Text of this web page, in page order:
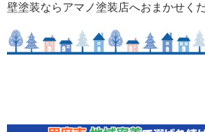
壁塗装ならアマノ塗装店へおまかせく